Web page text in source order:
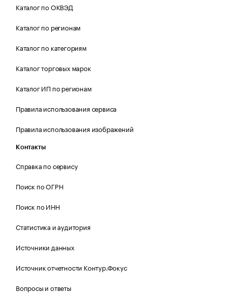
Каталог по ОКВЭД
Каталог по регионам
Каталог по категориям
Каталог торговых марок
Каталог ИП по регионам
Правила использования сервиса
Правила использования изображений
Контакты
Справка по сервису
Поиск по ОГРН
Поиск по ИНН
Статистика и аудитория
Источники данных
Источник отчетности Контур.Фокус
Вопросы и ответы